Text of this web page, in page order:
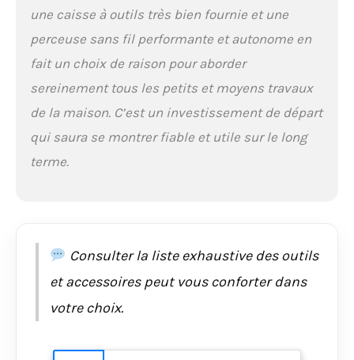
la vis, idéale pour tous
les travaux de vissage
bois et le métal +
vitesse variable à la
gâchette pour plus de
contrôle produit 2:
PUISSANCE : La
optimal en perçage
Couple maximale 20
DESIGN
une caisse à outils très bien fournie et une
perceuse sans fil performante et autonome en
fait un choix de raison pour aborder
sereinement tous les petits et moyens travaux
de la maison. C’est un investissement de départ
qui saura se montrer fiable et utile sur le long
terme.
Consulter la liste exhaustive des outils
et accessoires peut vous conforter dans
votre choix.